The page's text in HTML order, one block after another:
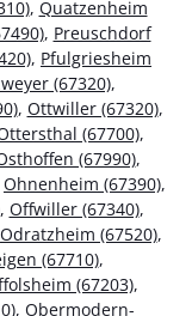
, Quatzenheim
, Preuschdorf
, Pfulgriesheim
(67320),
, Ottwiller (67320),
(67700),
(67990),
Ohnenheim (67390),
, Offwiller (67340),
Odratzheim (67520),
(67710),
(67203),
, Obermodern-